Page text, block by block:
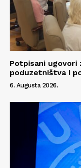
Info
O nama
Kontakt
Impressum
Potpisani
poduzetništva i
6. Augusta 2026.